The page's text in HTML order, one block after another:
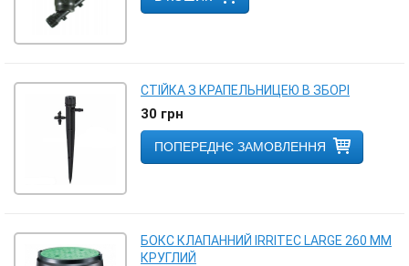
СТІЙКА З КРАПЕЛЬНИЦЕЮ В ЗБОРІ
30 грн
ПОПЕРЕДНЄ ЗАМОВЛЕННЯ
БОКС КЛАПАННИЙ IRRITEC LARGE 260 ММ
КРУГЛИЙ